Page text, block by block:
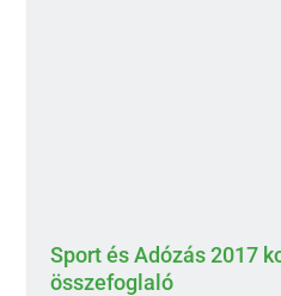
Sport és Adózás 2017
összefoglaló